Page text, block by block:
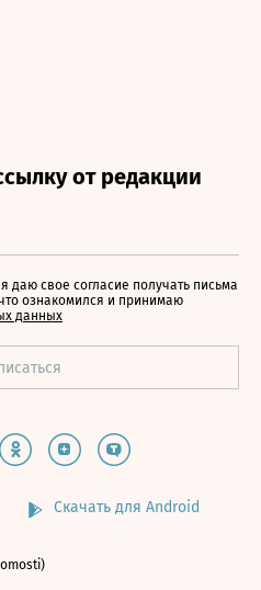
даю свое согласие получать письма
ознакомился и принимаю
данных
Скачать для Android